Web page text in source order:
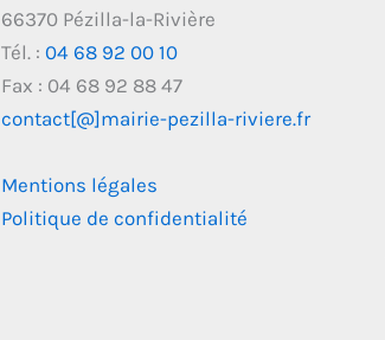
66370 Pézilla-la-Rivière
Tél. : 04 68 92 00 10
Fax : 04 68 92 88 47
contact[@]mairie-pezilla-riviere.fr
Mentions légales
Politique de confidentialité